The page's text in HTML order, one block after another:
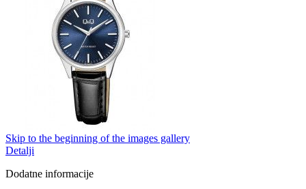
Skip to the beginning of the images gallery
Detalji
Dodatne informacije